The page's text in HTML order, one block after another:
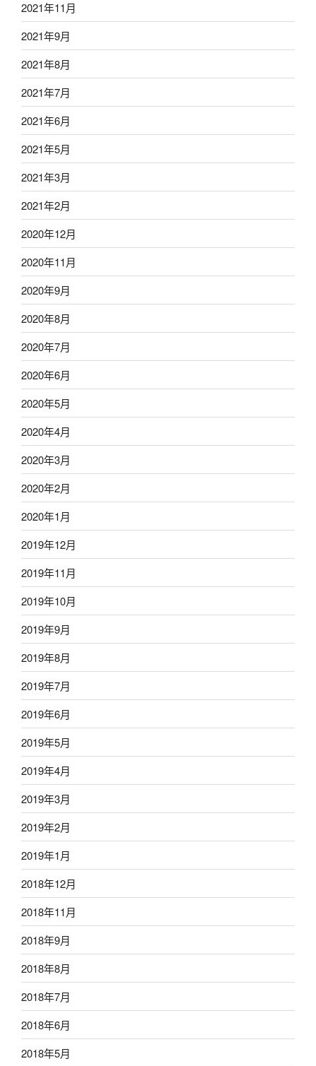
2021年11月
2021年9月
2021年8月
2021年7月
2021年6月
2021年5月
2021年3月
2021年2月
2020年12月
2020年11月
2020年9月
2020年8月
2020年7月
2020年6月
2020年5月
2020年4月
2020年3月
2020年2月
2020年1月
2019年12月
2019年11月
2019年10月
2019年9月
2019年8月
2019年7月
2019年6月
2019年5月
2019年4月
2019年3月
2019年2月
2019年1月
2018年12月
2018年11月
2018年9月
2018年8月
2018年7月
2018年6月
2018年5月